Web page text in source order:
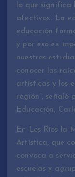
lo que significa
afectivos’. La
educación
y por eso es
nuestros
conocer las
artísticas y los
región”, señaló
Educación,
En Los Ríos la
Artística, que
convoca a
escuelas y